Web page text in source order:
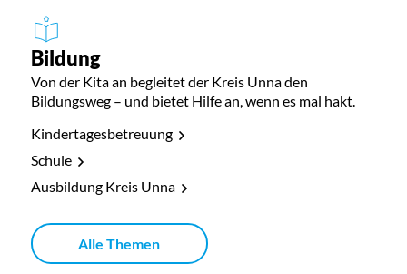
Bildung
Von der Kita an begleitet der Kreis Unna den
Bildungsweg – und bietet Hilfe an, wenn es mal hakt.
Kindertagesbetreuung
Schule
Ausbildung Kreis Unna
Alle Themen